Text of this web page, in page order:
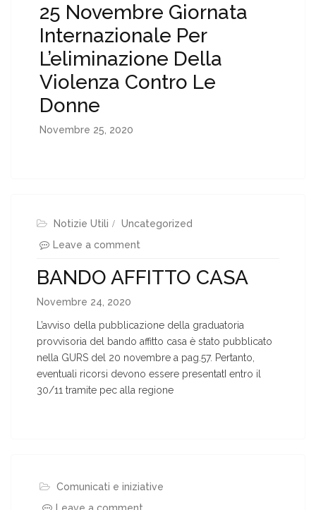
25 Novembre Giornata
Internazionale Per
L’eliminazione Della
Violenza Contro Le
Donne
Novembre 25, 2020
Notizie Utili
Uncategorized
Leave a comment
BANDO AFFITTO CASA
Novembre 24, 2020
L’avviso della pubblicazione della graduatoria
provvisoria del bando affitto casa è stato pubblicato
nella GURS del 20 novembre a pag.57. Pertanto,
eventuali ricorsi devono essere presentatI entro il
30/11 tramite pec alla regione
Comunicati e iniziative